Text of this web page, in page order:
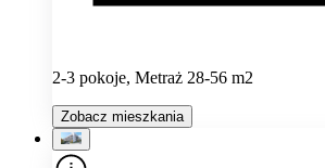
2-3 pokoje, Metraż 28-56 m2
Zobacz mieszkania